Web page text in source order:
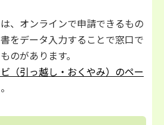
、オンラインで申請できるもの
をデータ入力することで窓⼝で
のがあります。
（引っ越し・おくやみ）のペー